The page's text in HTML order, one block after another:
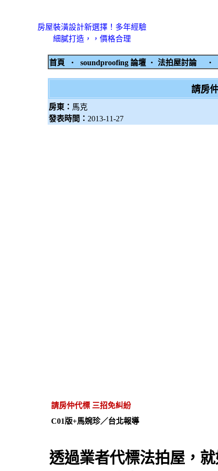
房屋裝潢設計新選擇！多年經驗
細膩打造，，價格合理
首頁 ‧ soundproofing 論壇 ‧ 法拍屋討論 ‧
請房
房東： 馬克
發表時間： 2013-11-27
請房仲代標 三招免糾紛
C01版+馬婉珍／台北報導
透過業者代標法拍屋 ，